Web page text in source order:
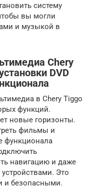
систему
вы могли
и музыкой в
Chery
DVD
в Chery Tiggo
функций.
новые горизонты.
фильмы и
функционала
навигацию и даже
устройствами. Это
и безопасными.